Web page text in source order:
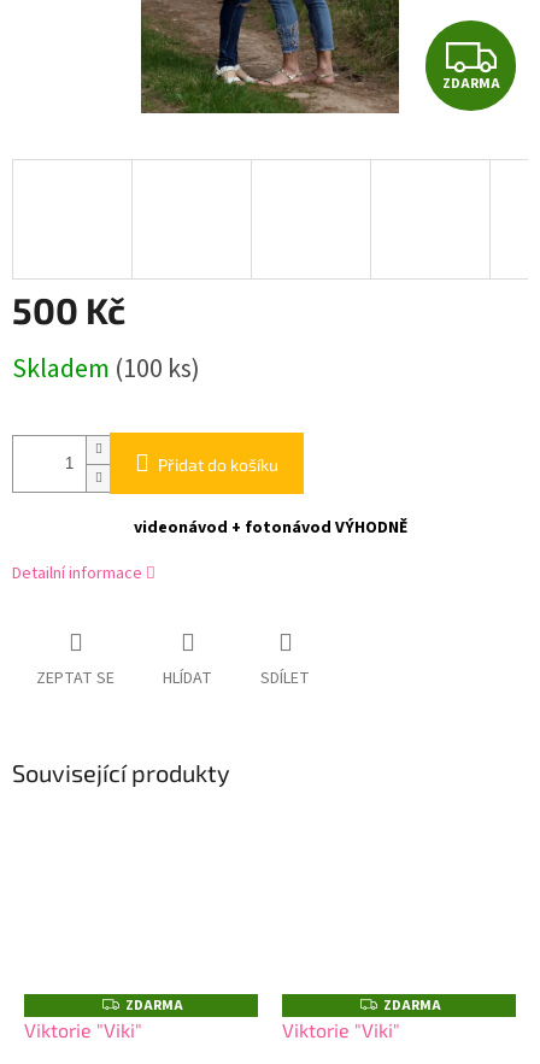
Z
D
A
ZDARMA
500 Kč
cena:
Skladem (100 ks)
Přidat do košíku
videonávod + fotonávod VÝHODNĚ
Detailní informace
ZEPTAT SE HLÍDAT SDÍLET
Související produkty
Z
D
A
ZDARMA
Viktorie "Viki"
Z
D
A
ZDARMA
Viktorie "Viki"